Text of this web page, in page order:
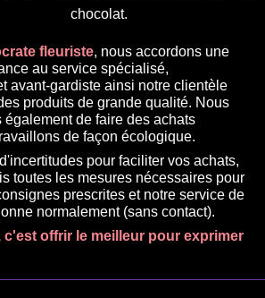
chocolat.
fleuriste, nous accordons une
au service spécialisé,
avant-gardiste ainsi notre clientèle
produits de grande qualité. Nous
également de faire des achats
de façon écologique.
pour faciliter vos achats,
toutes les mesures nécessaires pour
prescrites et notre service de
normalement (sans contact).
offrir le meilleur pour exprimer